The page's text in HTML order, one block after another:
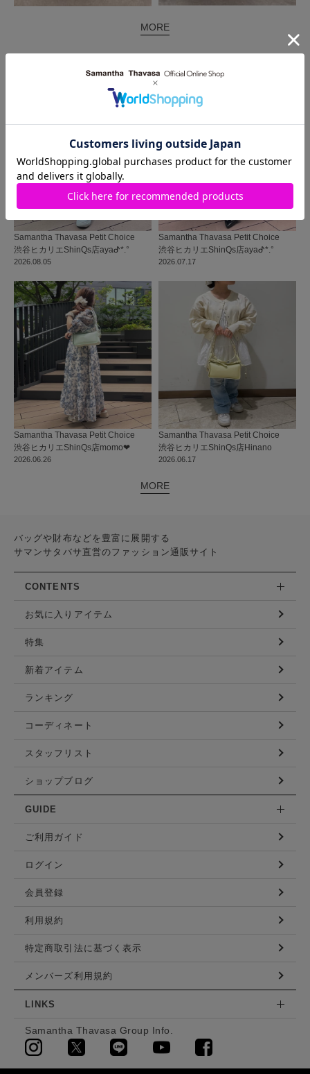
MORE
2026.08.05
Samantha Thavasa Petit Choice
渋谷ヒカリエShinQs店ayaᕷ*.°
2026.07.17
Samantha Thavasa Petit Choice
渋谷ヒカリエShinQs店ayaᕷ*.°
2026.06.26
Samantha Thavasa Petit Choice
渋谷ヒカリエShinQs店momo‪‪❤︎‬
2026.06.17
Samantha Thavasa Petit Choice
渋谷ヒカリエShinQs店Hinano
MORE
バッグや財布などを豊富に展開する
サマンサタバサ直営のファッション通販サイト
CONTENTS
お気に入りアイテム
特集
新着アイテム
ランキング
コーディネート
スタッフリスト
ショップブログ
GUIDE
ご利用ガイド
ログイン
会員登録
利用規約
特定商取引法に基づく表示
メンバーズ利用規約
LINKS
Samantha Thavasa Group Info.